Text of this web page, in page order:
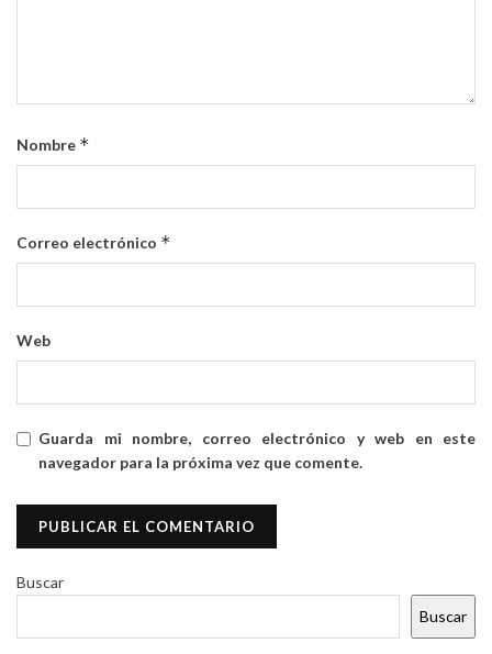
Nombre *
Correo electrónico *
Web
Guarda mi nombre, correo electrónico y web en este
navegador para la próxima vez que comente.
Buscar
Buscar